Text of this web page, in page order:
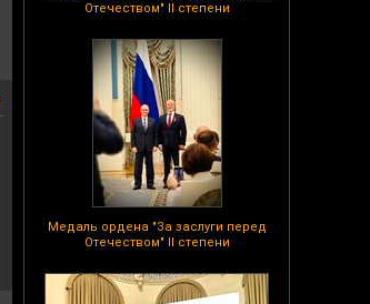
Отечеством" II степени
Медаль ордена "За заслуги перед
Отечеством" II степени